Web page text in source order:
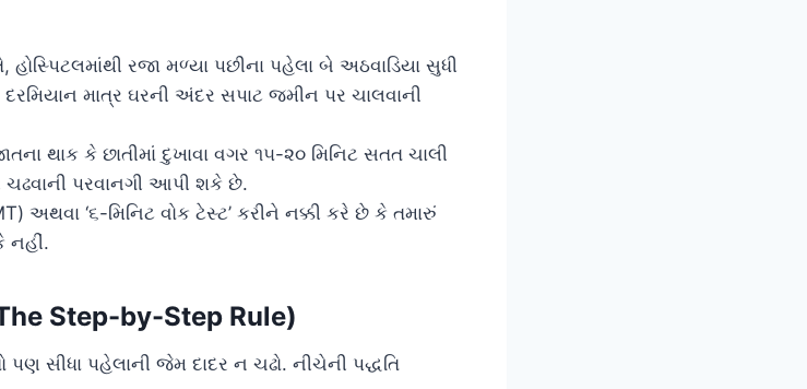
હોસ્પિટલમાંથી રજા મળ્યા પછીના પહેલા બે અઠવાડિયા સુધી
માત્ર ઘરની અંદર સપાટ જમીન પર ચાલવાની
થાક કે છાતીમાં દુખાવા વગર ૧૫-૨૦ મિનિટ સતત ચાલી
ચઢવાની પરવાનગી આપી શકે છે.
અથવા ‘૬-મિનિટ વોક ટેસ્ટ’ કરીને નક્કી કરે છે કે તમારું
નહીં.
Step-by-Step Rule)
સીધા પહેલાની જેમ દાદર ન ચઢો. નીચેની પદ્ધતિ